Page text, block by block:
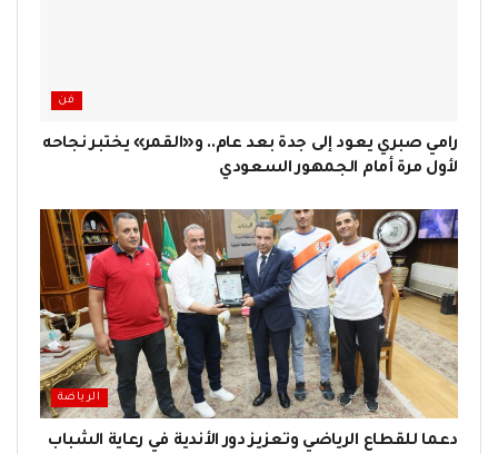
فن
رامي صبري يعود إلى جدة بعد عام.. و«القمر» يختبر نجاحه
لأول مرة أمام الجمهور السعودي
الرياضة
دعما للقطاع الرياضي وتعزيز دور الأندية في رعاية الشباب